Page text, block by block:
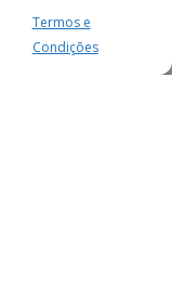
Termos e
Condições